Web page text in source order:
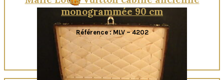
monogrammée 90 cm
Référence : MLV – 4202